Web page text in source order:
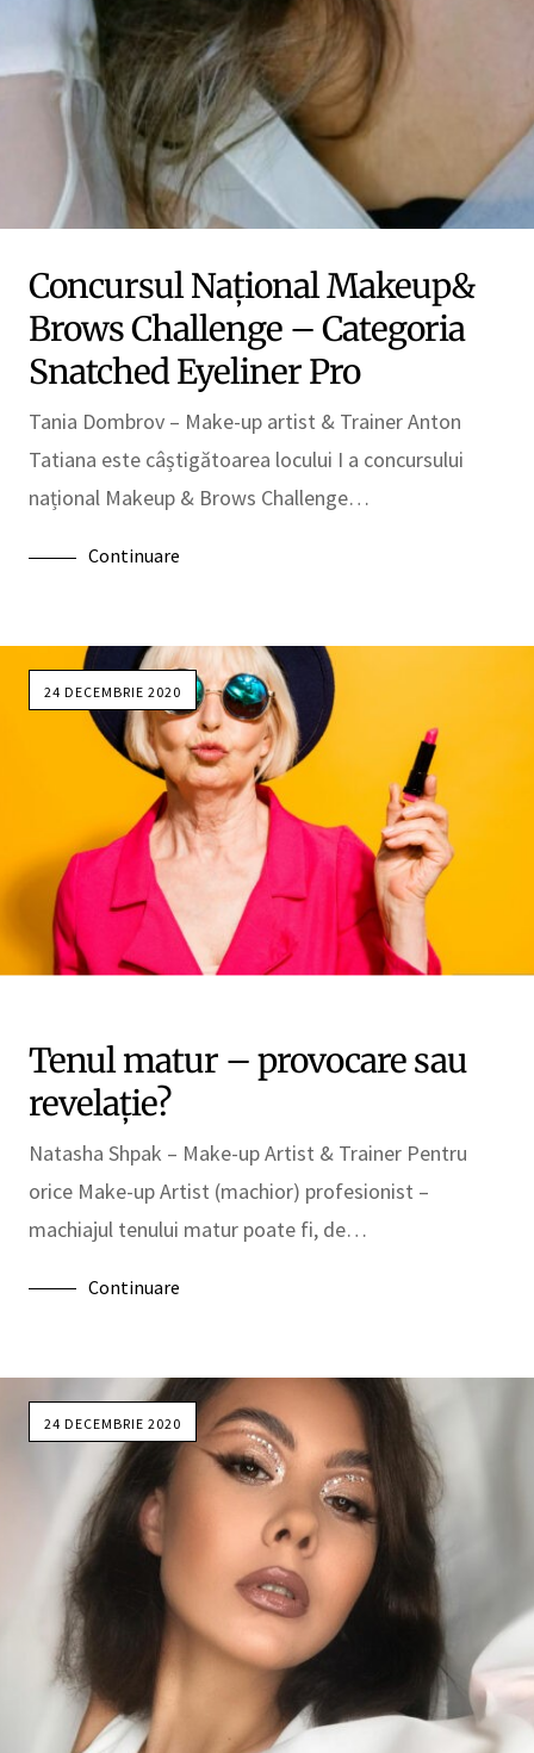
Concursul Național Makeup&
Brows Challenge – Categoria
Snatched Eyeliner Pro
Tania Dombrov – Make-up artist & Trainer Anton
Tatiana este câștigătoarea locului I a concursului
național Makeup & Brows Challenge…
Continuare
24 DECEMBRIE 2020
Tenul matur – provocare sau
revelație?
Natasha Shpak – Make-up Artist & Trainer Pentru
orice Make-up Artist (machior) profesionist –
machiajul tenului matur poate fi, de…
Continuare
24 DECEMBRIE 2020